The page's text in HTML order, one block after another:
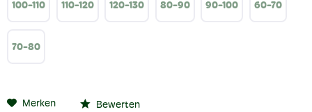
100-110 110-120 120-130 80-90 90-100 60-70
70-80
Merken Bewerten